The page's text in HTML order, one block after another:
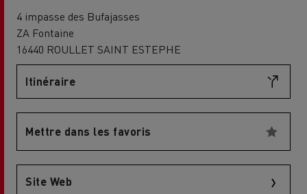
4 impasse des Bufajasses
ZA Fontaine
16440 ROULLET SAINT ESTEPHE
Itinéraire
Mettre dans les favoris
Site Web